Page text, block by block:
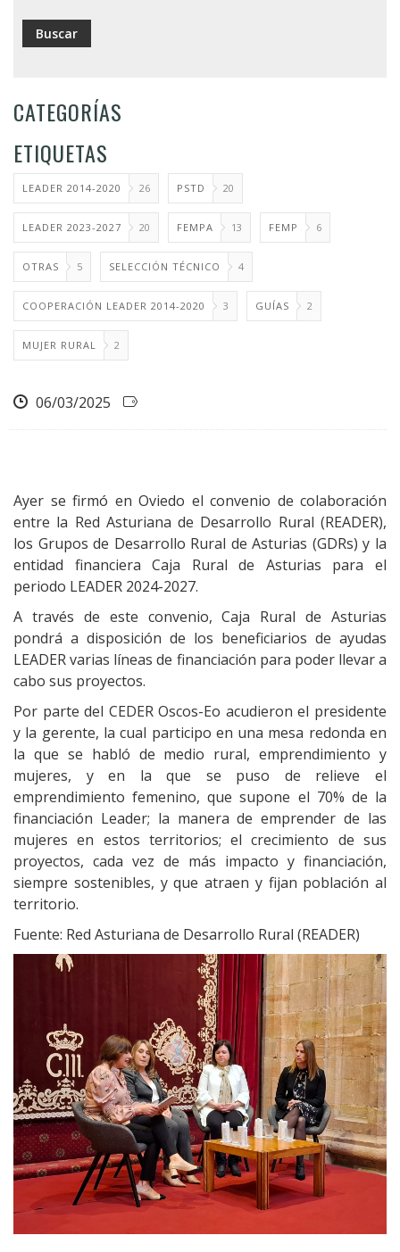
CATEGORÍAS
ETIQUETAS
LEADER 2014-2020 26 PSTD 20
LEADER 2023-2027 20 FEMPA 13 FEMP 6
OTRAS 5 SELECCIÓN TÉCNICO 4
COOPERACIÓN LEADER 2014-2020 3 GUÍAS 2
MUJER RURAL 2
06/03/2025
Ayer se firmó en Oviedo el convenio de colaboración
entre la Red Asturiana de Desarrollo Rural (READER),
los Grupos de Desarrollo Rural de Asturias (GDRs) y la
entidad financiera Caja Rural de Asturias para el
periodo LEADER 2024-2027.
A través de este convenio, Caja Rural de Asturias
pondrá a disposición de los beneficiarios de ayudas
LEADER varias líneas de financiación para poder llevar a
cabo sus proyectos.
Por parte del CEDER Oscos-Eo acudieron el presidente
y la gerente, la cual participo en una mesa redonda en
la que se habló de medio rural, emprendimiento y
mujeres, y en la que se puso de relieve el
emprendimiento femenino, que supone el 70% de la
financiación Leader; la manera de emprender de las
mujeres en estos territorios; el crecimiento de sus
proyectos, cada vez de más impacto y financiación,
siempre sostenibles, y que atraen y fijan población al
territorio.
Fuente: Red Asturiana de Desarrollo Rural (READER)